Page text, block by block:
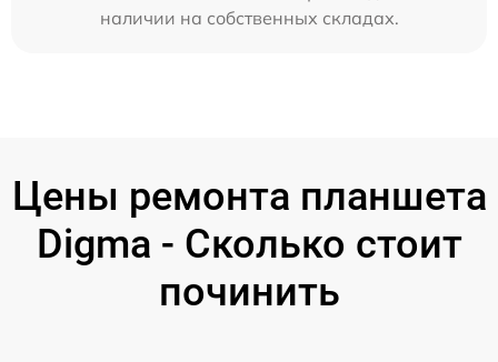
наличии на собственных складах.
Цены ремонта планшета
Digma - Сколько стоит
починить